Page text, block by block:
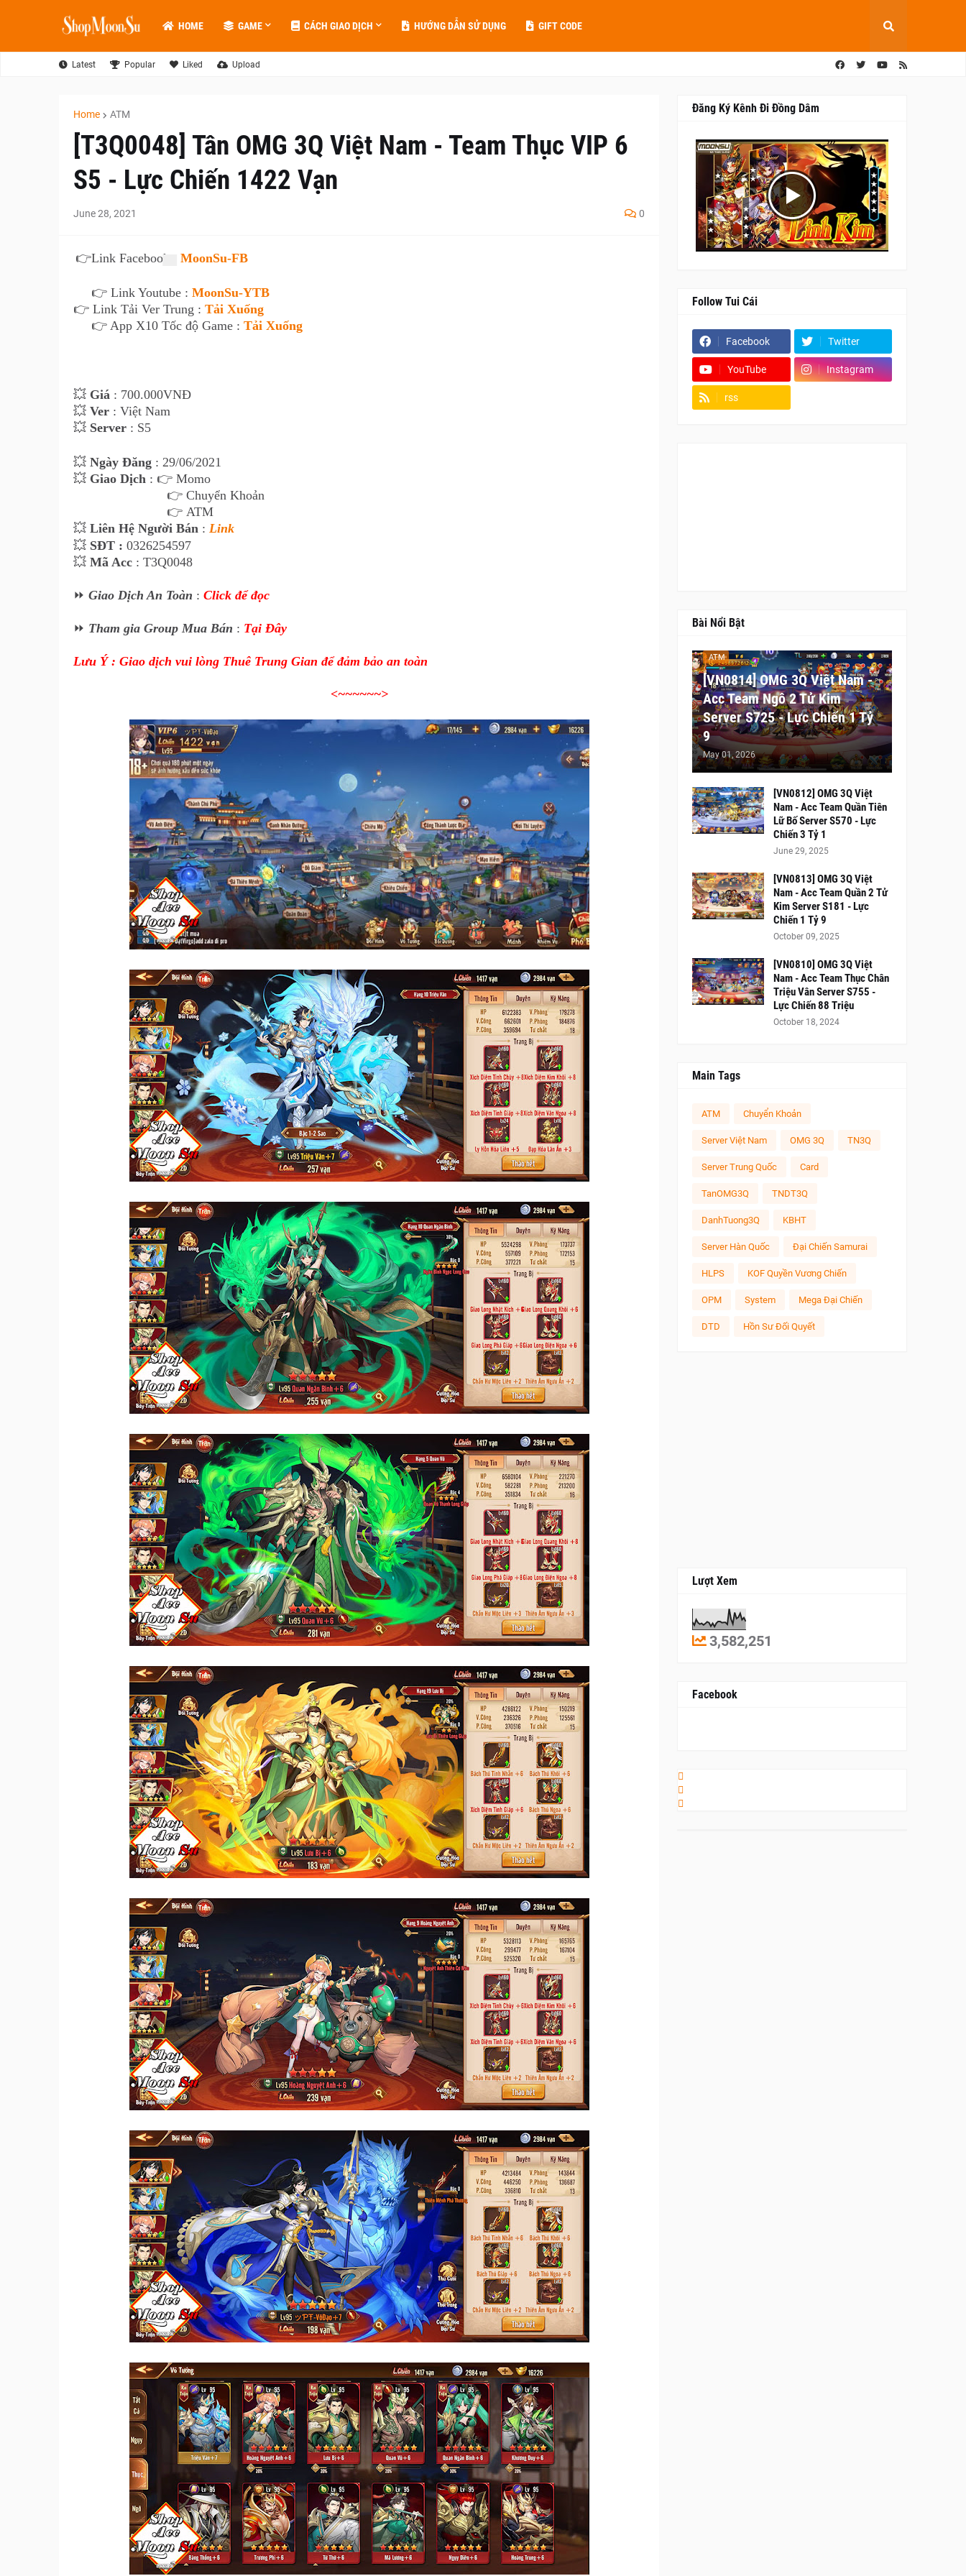
HOME GAME CÁCH GIAO DỊCH HƯỚNG DẪN SỬ DỤNG GIFT CODE
Latest Popular Liked Upload
Home ATM
[T3Q0048] Tân OMG 3Q Việt Nam - Team Thục VIP 6
S5 - Lực Chiến 1422 Vạn
June 28, 2021 0
👉Link Facebook : MoonSu-FB
👉 Link Youtube : MoonSu-YTB
👉 Link Tải Ver Trung : Tải Xuống
👉 App X10 Tốc độ Game : Tải Xuống
💥 Giá : 700.000VNĐ
💥 Ver : Việt Nam
💥 Server : S5
💥 Ngày Đăng : 29/06/2021
💥 Giao Dịch : 👉 Momo
👉 Chuyển Khoản
👉 ATM
💥 Liên Hệ Người Bán : Link
💥 SĐT : 0326254597
💥 Mã Acc : T3Q0048
⏩ Giao Dịch An Toàn : Click để đọc
⏩ Tham gia Group Mua Bán : Tại Đây
Lưu Ý : Giao dịch vui lòng Thuê Trung Gian để đảm bảo an toàn
<~~~~~~>
Đăng Ký Kênh Đi Đồng Dâm
Follow Tui Cái
Facebook Twitter
YouTube Instagram
rss
Bài Nổi Bật
ATM
[VN0814] OMG 3Q Việt Nam -
Acc Team Ngô 2 Tử Kim
Server S725 - Lực Chiến 1 Tỷ
9
May 01, 2026
[VN0812] OMG 3Q Việt
Nam - Acc Team Quần Tiên
Lữ Bố Server S570 - Lực
Chiến 3 Tỷ 1
June 29, 2025
[VN0813] OMG 3Q Việt
Nam - Acc Team Quần 2 Tử
Kim Server S181 - Lực
Chiến 1 Tỷ 9
October 09, 2025
[VN0810] OMG 3Q Việt
Nam - Acc Team Thục Chân
Triệu Vân Server S755 -
Lực Chiến 88 Triệu
October 18, 2024
Main Tags
ATM Chuyển Khoản
Server Việt Nam OMG 3Q TN3Q
Server Trung Quốc Card
TanOMG3Q TNDT3Q
DanhTuong3Q KBHT
Server Hàn Quốc Đại Chiến Samurai
HLPS KOF Quyền Vương Chiến
OPM System Mega Đại Chiến
DTD Hồn Sư Đối Quyết
Lượt Xem
3,582,251
Facebook